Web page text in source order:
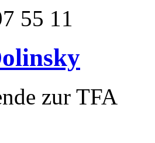
55 11
zur TFA